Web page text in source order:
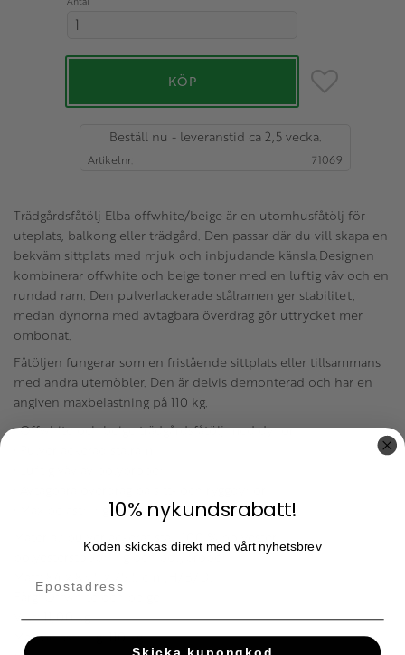
KÖP Lägg till i
Beställ nu - leveranstid ca 2,5 vecka.
Artikelnr 71069
Trädgårdsfåtölj Elba offwhite/beige är en utomhusfåtölj för
uteplats, balkong eller trädgård. Den passar där du vill skapa en
bekväm sittplats med mjuk och inbjudande känsla.Designen
kombinerar offwhite och beige toner med en luftig väv och en
rundad ram. Den pulverlackerade stålramen ger stabilitet,
medan dynorna med avtagbara överdrag gör uttrycket mer
ombonat.
Fåtöljen fungerar som en fristående sittplats eller tillsammans
med andra utemöbler. Den är delvis demonterad och har en
angiven maxbelastning på 110 kg.
• Offwhite och beige trädgårdsfåtölj med dynor
• Max belastning 110 kg
Material: pulverlackerat stål, 100 % polyester,
polyesterstoppning och polypropen
Färg: Offwhite och beige
Vikt: 11,00 kg
Max belastning: 110 kg
10% nykundsrabatt!
Koden skickas direkt med vårt nyhetsbrev
Skicka kupongkod